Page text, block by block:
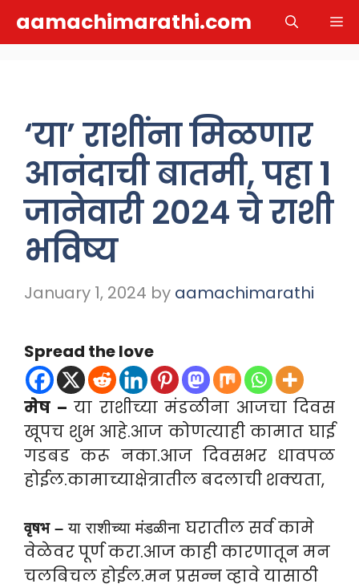
aamachimarathi.com
‘या’ राशींना मिळणार
आनंदाची बातमी, पहा १
जानेवारी २०२४ चे राशी
भविष्य
January 1, 2024 by aamachimarathi
Spread the love
मेष – या राशीच्या मंडळीना आजचा दिवस
खूपच शुभ आहे.आज कोणत्याही कामात घाई
गडबड करू नका.आज दिवसभर धावपळ
होईल.कामाच्याक्षेत्रातील बदलाची शक्यता,
वृषभ – या राशीच्या मंडळीना घरातील सर्व कामे
वेळेवर पूर्ण करा.आज काही कारणातून मन
चलबिचल होईल.मन प्रसन्न व्हावे यासाठी